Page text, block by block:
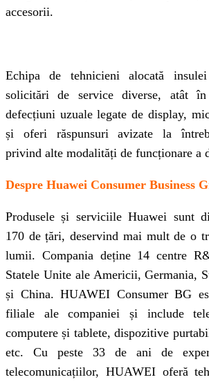
accesorii.
Echipa de tehnicieni alocată
solicitări de service diverse, atât
defecțiuni uzuale legate de display,
și oferi răspunsuri avizate la
privind alte modalități de funcționare a
Despre Huawei Consumer Business
Produsele și serviciile Huawei sunt
170 de țări, deservind mai mult de o
lumii. Compania deține 14 centre
Statele Unite ale Americii, Germania,
și China. HUAWEI Consumer BG
filiale ale companiei și include
computere și tablete, dispozitive
etc. Cu peste 33 de ani de
telecomunicațiilor, HUAWEI oferă